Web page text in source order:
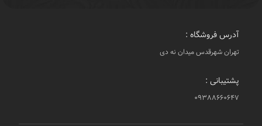
آدرس فروشگاه :
تهران شهرقدس میدان نه دی
پشتیبانی :
۰۹۳۸۸۶۶۰۶۴۷